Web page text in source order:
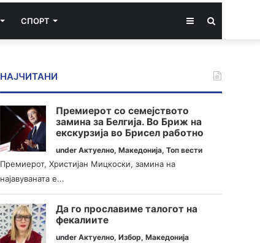
СПОРТ Sidebar
НАЈЧИТАНИ
Премиерот со семејството
замина за Белгија. Во Бриж на
екскурзија во Брисел работно
underАктуелно,Македонија,Топ вести
Премиерот, Христијан Мицкоски, замина на
најавуваната е...
Да го прославиме талогот на
фекалиите
underАктуелно,Избор,Македонија